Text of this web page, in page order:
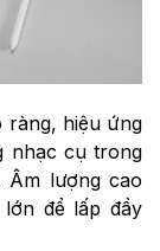
ràng, hiệu ứng
nhạc cụ trong
Âm lượng cao
để lấp đầy